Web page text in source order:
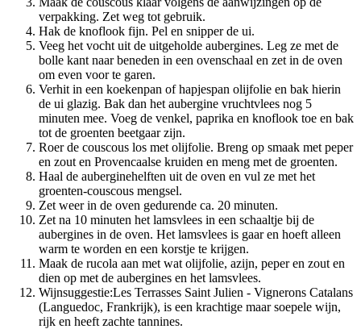
verpakking. Zet weg tot gebruik.
Hak de knoflook fijn. Pel en snipper de ui.
Veeg het vocht uit de uitgeholde aubergines. Leg ze met de
bolle kant naar beneden in een ovenschaal en zet in de oven
om even voor te garen.
Verhit in een koekenpan of hapjespan olijfolie en bak hierin
de ui glazig. Bak dan het aubergine vruchtvlees nog 5
minuten mee. Voeg de venkel, paprika en knoflook toe en bak
tot de groenten beetgaar zijn.
Roer de couscous los met olijfolie. Breng op smaak met peper
en zout en Provencaalse kruiden en meng met de groenten.
Haal de auberginehelften uit de oven en vul ze met het
groenten-couscous mengsel.
Zet weer in de oven gedurende ca. 20 minuten.
Zet na 10 minuten het lamsvlees in een schaaltje bij de
aubergines in de oven. Het lamsvlees is gaar en hoeft alleen
warm te worden en een korstje te krijgen.
Maak de rucola aan met wat olijfolie, azijn, peper en zout en
dien op met de aubergines en het lamsvlees.
Wijnsuggestie:Les Terrasses Saint Julien - Vignerons Catalans
(Languedoc, Frankrijk), is een krachtige maar soepele wijn,
rijk en heeft zachte tannines.